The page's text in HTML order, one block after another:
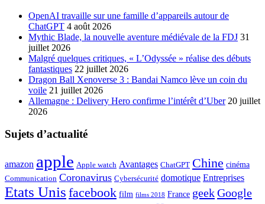
OpenAI travaille sur une famille d’appareils autour de
ChatGPT 4 août 2026
Mythic Blade, la nouvelle aventure médiévale de la FDJ 31
juillet 2026
Malgré quelques critiques, « L’Odyssée » réalise des débuts
fantastiques 22 juillet 2026
Dragon Ball Xenoverse 3 : Bandai Namco lève un coin du
voile 21 juillet 2026
Allemagne : Delivery Hero confirme l’intérêt d’Uber 20 juillet
2026
Sujets d’actualité
amazon apple Apple watch Avantages ChatGPT Chine cinéma
Communication Coronavirus Cybersécurité domotique Entreprises
Etats Unis facebook film films 2018 France geekGoogle